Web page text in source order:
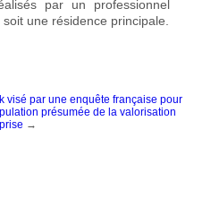
par un professionnel
soit une résidence principale.
visé par une enquête française pour
présumée de la valorisation
→